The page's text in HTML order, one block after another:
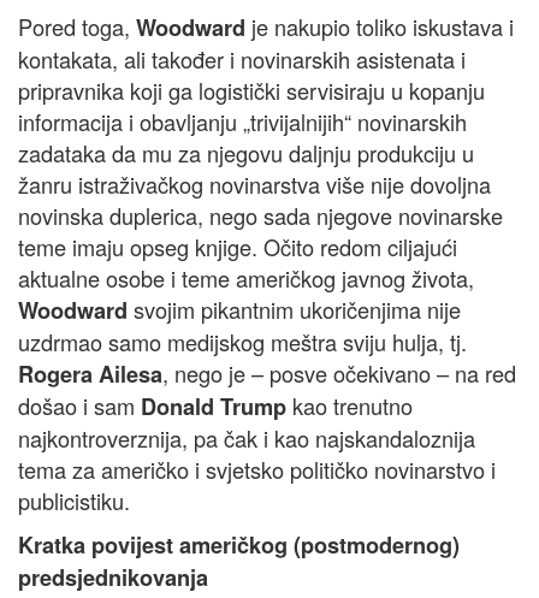
Pored toga, Woodward je nakupio toliko iskustava i
kontakata, ali također i novinarskih asistenata i
pripravnika koji ga logistički servisiraju u kopanju
informacija i obavljanju „trivijalnijih“ novinarskih
zadataka da mu za njegovu daljnju produkciju u
žanru istraživačkog novinarstva više nije dovoljna
novinska duplerica, nego sada njegove novinarske
teme imaju opseg knjige. Očito redom ciljajući
aktualne osobe i teme američkog javnog života,
Woodward svojim pikantnim ukoričenjima nije
uzdrmao samo medijskog meštra sviju hulja, tj.
Rogera Ailesa, nego je – posve očekivano – na red
došao i sam Donald Trump kao trenutno
najkontroverznija, pa čak i kao najskandaloznija
tema za američko i svjetsko političko novinarstvo i
publicistiku.
Kratka povijest američkog (postmodernog)
predsjednikovanja